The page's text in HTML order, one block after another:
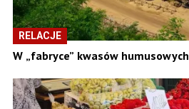
RELACJE
W „fabryce” kwasów humusowych